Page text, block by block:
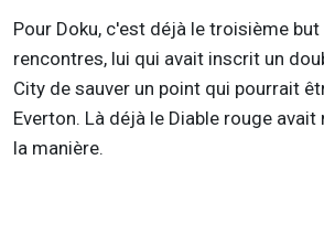
Pour Doku, c'est déjà le troisième but
rencontres, lui qui avait inscrit un
City de sauver un point qui pourrait
Everton. Là déjà le Diable rouge
la manière.